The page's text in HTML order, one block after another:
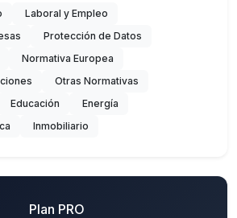
Laboral y Empleo
Protección de Datos
Normativa Europea
Otras Normativas
Educación
Energía
Inmobiliario
Plan PRO